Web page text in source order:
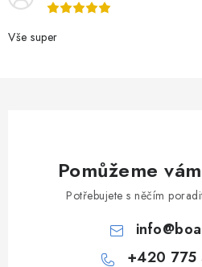
Vše super
Pomůžeme
Potřebujete s něčím
info@
+420 775